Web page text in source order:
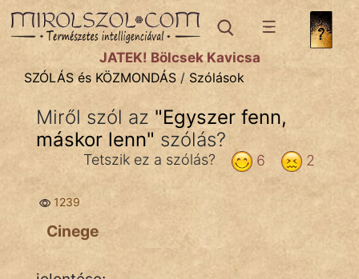
SZÓLÁS ÉS KÖZMONDÁStémák:
Bibliai
Közmondások
Szállóigék
Szóláscsoportok
JÁTÉK! Bölcsek Kavicsa
SZÓLÁS és KÖZMONDÁS / Szólások
Miről szól az "Egyszer fenn,
máskor lenn" szólás?
2
6
Tetszik ez a szólás?
1239
Cinege